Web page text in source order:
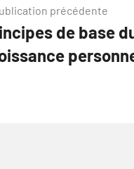
précédente
de base